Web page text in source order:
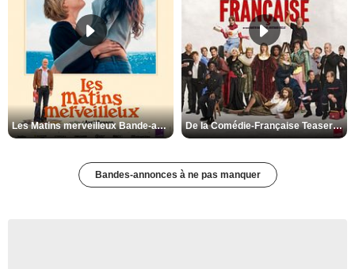
Les Matins merveilleux Bande-annonce VF De la Comédie-Française Teaser VF
Bandes-annonces à ne pas manquer